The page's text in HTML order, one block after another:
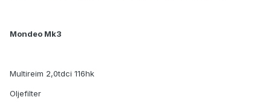
Mondeo Mk3
Multireim 2,0tdci 116hk
Oljefilter